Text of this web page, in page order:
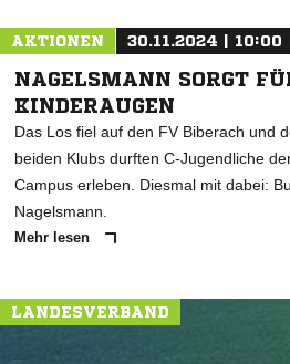
AKTIONEN 30.11.2024 | 10:00
NAGELSMANN SORGT
KINDERAUGEN
Das Los fiel auf den FV Biberach und
beiden Klubs durften C-Jugendliche
Campus erleben. Diesmal mit dabei:
Nagelsmann.
Mehr lesen
LANDESVERBAND